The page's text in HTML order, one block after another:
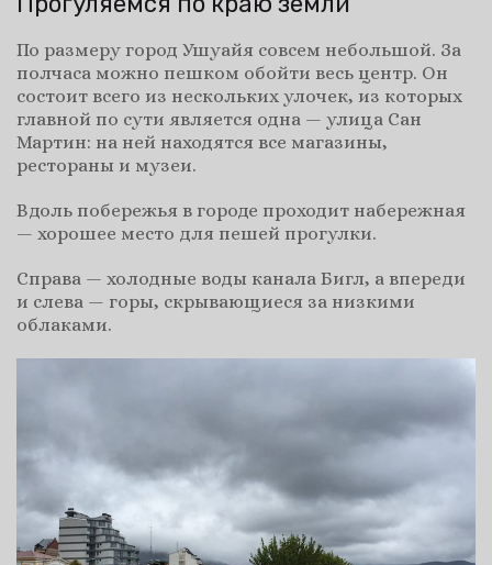
По размеру город Ушуайя совсем небольшой. За
полчаса можно пешком обойти весь центр. Он
состоит всего из нескольких улочек, из которых
главной по сути является одна — улица Сан
Мартин: на ней находятся все магазины,
рестораны и музеи.
Вдоль побережья в городе проходит набережная
— хорошее место для пешей прогулки.
Справа — холодные воды канала Бигл, а впереди
и слева — горы, скрывающиеся за низкими
облаками.